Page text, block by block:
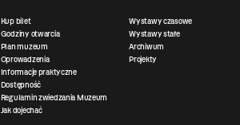
Kup bilet
Godziny otwarcia
Plan muzeum
Oprowadzenia
Informacje praktyczne
Dostępność
Regulamin zwiedzania Muzeum
Jak dojechać
Wystawy czasowe
Wystawy stałe
Archiwum
Projekty